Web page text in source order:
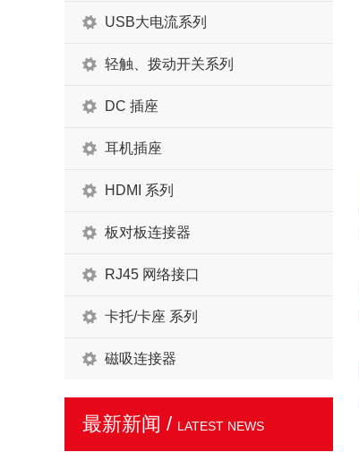
USB大电流系列
轻触、拨动开关系列
DC 插座
耳机插座
HDMI 系列
板对板连接器
RJ45 网络接口
卡托/卡座 系列
磁吸连接器
最新新闻 / LATEST NEWS